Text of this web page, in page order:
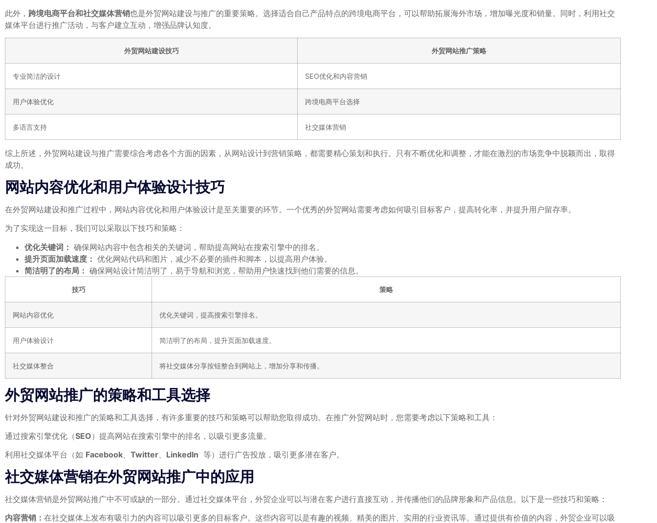
此外， 跨境电商平台和社交媒体营销也是外贸网站建设与推广的重要策略。选择适合自己产品特点的跨境电商平台，可以帮助拓展海外市场，增加曝光度和销量。同时，利用社交
媒体平台进行推广活动，与客户建立互动，增强品牌认知度。
外贸网站建设技巧 外贸网站推广策略
专业简洁的设计 SEO优化和内容营销
用户体验优化 跨境电商平台选择
多语言支持 社交媒体营销
综上所述，外贸网站建设与推广需要综合考虑各个方面的因素，从网站设计到营销策略，都需要精心策划和执行。只有不断优化和调整，才能在激烈的市场竞争中脱颖而出，取得
成功。
网站内容优化和用户体验设计技巧
在外贸网站建设和推广过程中，网站内容优化和用户体验设计是至关重要的环节。一个优秀的外贸网站需要考虑如何吸引目标客户，提高转化率，并提升用户留存率。
为了实现这一目标，我们可以采取以下技巧和策略：
优化关键词： 确保网站内容中包含相关的关键词，帮助提高网站在搜索引擎中的排名。
提升页面加载速度： 优化网站代码和图片，减少不必要的插件和脚本，以提高用户体验。
简洁明了的布局： 确保网站设计简洁明了，易于导航和浏览，帮助用户快速找到他们需要的信息。
技巧 策略
网站内容优化 优化关键词，提高搜索引擎排名。
用户体验设计 简洁明了的布局，提升页面加载速度。
社交媒体整合 将社交媒体分享按钮整合到网站上，增加分享和传播。
外贸网站推广的策略和工具选择
针对外贸网站建设和推广的策略和工具选择，有许多重要的技巧和策略可以帮助您取得成功。在推广外贸网站时，您需要考虑以下策略和工具：
通过搜索引擎优化（SEO）提高网站在搜索引擎中的排名，以吸引更多流量。
利用社交媒体平台（如 Facebook、 Twitter、 LinkedIn ‍ 等）进行广告投放，吸引更多潜在客户。
社交媒体营销在外贸网站推广中的应用
社交媒体营销是外贸网站推广中不可或缺的一部分。通过社交媒体平台，外贸企业可以与潜在客户进行直接互动，并传播他们的品牌形象和产品信息。以下是一些技巧和策略：
内容营销： 在社交媒体上发布有吸引力的内容可以吸引更多的目标客户。这些内容可以是有趣的视频、精美的图片、实用的行业资讯等。通过提供有价值的内容，外贸企业可以吸